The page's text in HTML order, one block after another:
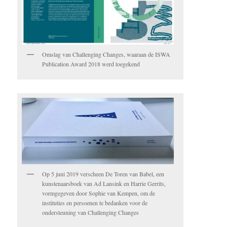
Omslag van Challenging Changes, waaraan de ISWA
Publication Award 2018 werd toegekend
Op 5 juni 2019 verscheen De Toren van Babel, een
kunstenaarsboek van Ad Lansink en Harrie Gerrits,
vormgegeven door Sophie van Kempen, om de
instituties en persoenen te bedanken voor de
ondersteuning van Challenging Changes